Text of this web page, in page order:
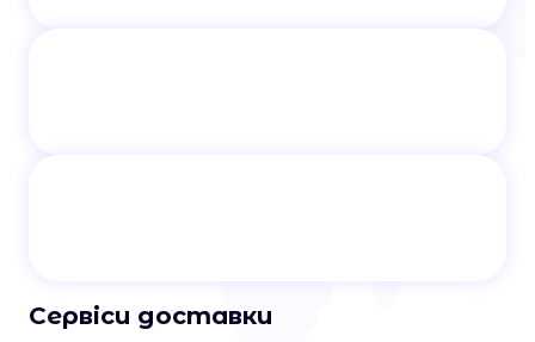
Сервіси доставки